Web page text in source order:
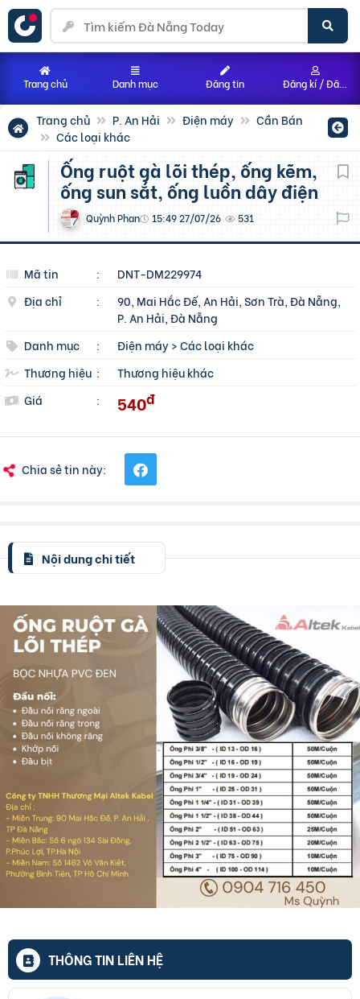
Trang chủ P. An Hải Điện máy
Cần Bán
Các loại khác
Ống ruột gà lõi thép, ống kẽm,
ống sun sắt, ống luồn dây điện
Quỳnh Phan 15:49 27/07/26 531
Mã tin :
DNT-DM229974
Địa chỉ
:
90, Mai Hắc Đế, An Hải, Sơn Trà, Đà Nẵng,
P. An Hải, Đà Nẵng
Danh mục
: Điện máy>Các loại khác
Thương hiệu :
Thương hiệu khác
Giá
: 540đ
Chia sẻ tin này:
Nội dung chi tiết
THÔNG TIN LIÊN HỆ
Trang chủ Danh mục Đăng tin